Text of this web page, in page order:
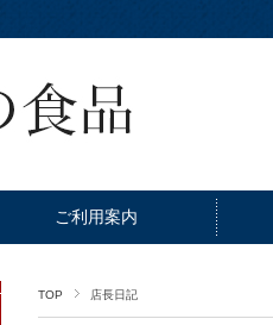
ご利用案内
TOP 店長日記